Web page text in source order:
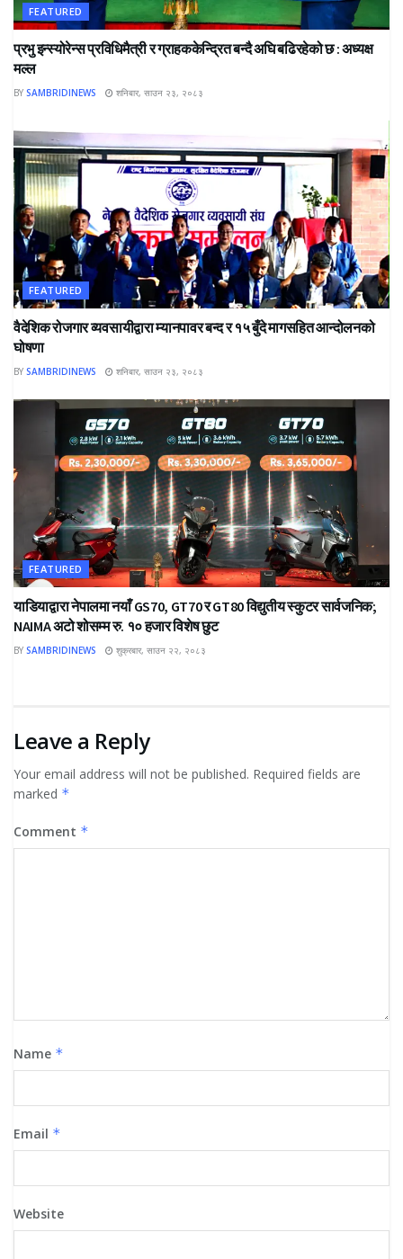
FEATURED
प्रभु इन्स्योरेन्स प्रविधिमैत्री र ग्राहककेन्द्रित बन्दै अघि बढिरहेको छ : अध्यक्ष
मल्ल
BY SAMBRIDINEWS शनिबार, साउन २३, २०८३
FEATURED
वैदेशिक रोजगार व्यवसायीद्वारा म्यानपावर बन्द र १५ बुँदे मागसहित आन्दोलनको
घोषणा
BY SAMBRIDINEWS शनिबार, साउन २३, २०८३
FEATURED
याडियाद्वारा नेपालमा नयाँ GS70, GT70 र GT80 विद्युतीय स्कुटर सार्वजनिक;
NAIMA अटो शोसम्म रु. १० हजार विशेष छुट
BY SAMBRIDINEWS शुक्रबार, साउन २२, २०८३
Leave a Reply
Your email address will not be published. Required fields are
marked *
Comment *
Name *
Email *
Website